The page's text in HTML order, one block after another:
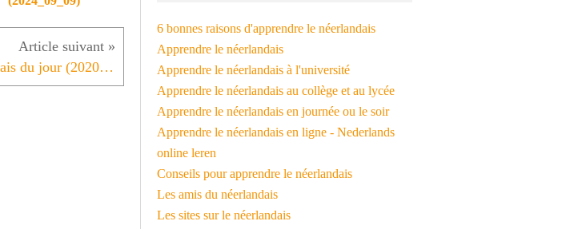
L'instant néerlandais du jour (2020_04_20): ontsnappen
6 bonnes raisons d'apprendre le néerlandais
Apprendre le néerlandais
Apprendre le néerlandais à l'université
Apprendre le néerlandais au collège et au lycée
Apprendre le néerlandais en journée ou le soir
Apprendre le néerlandais en ligne - Nederlands
online leren
Conseils pour apprendre le néerlandais
Les amis du néerlandais
Les sites sur le néerlandais